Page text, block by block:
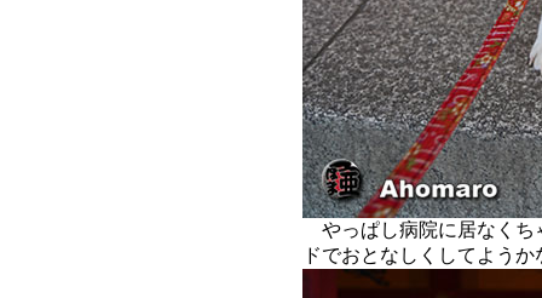
やっぱし病院に居なくち
ドでおとなしくしてようか